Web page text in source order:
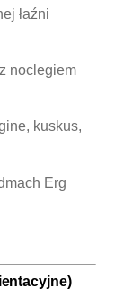
łaźni
z noclegiem
kuskus,
Erg